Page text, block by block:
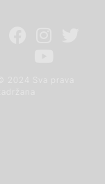
© 2024 Sva prava